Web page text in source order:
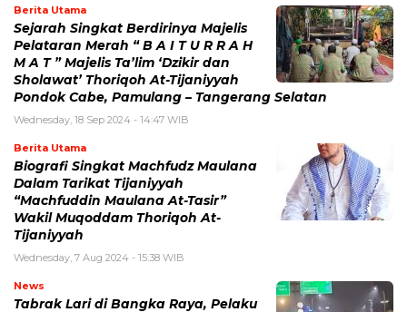
Berita Utama
Sejarah Singkat Berdirinya Majelis
Pelataran Merah “ B A I T U R R A H
M A T ” Majelis Ta’lim ‘Dzikir dan
Sholawat’ Thoriqoh At-Tijaniyyah
Pondok Cabe, Pamulang – Tangerang Selatan
Wednesday, 18 Sep 2024 - 14:47 WIB
Berita Utama
Biografi Singkat Machfudz Maulana
Dalam Tarikat Tijaniyyah
“Machfuddin Maulana At-Tasir”
Wakil Muqoddam Thoriqoh At-
Tijaniyyah
Wednesday, 7 Aug 2024 - 15:38 WIB
News
Tabrak Lari di Bangka Raya, Pelaku